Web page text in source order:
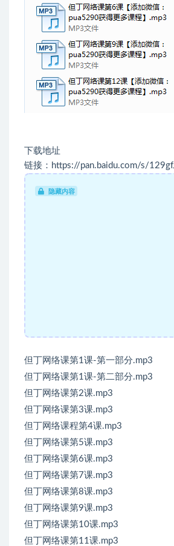
下载地址
链接：https://pan.baidu.com/s/
隐藏内容
但丁网络课第1课-第一部分.mp3
但丁网络课第1课-第二部分.mp3
但丁网络课第2课.mp3
但丁网络课第3课.mp3
但丁网络课程第4课.mp3
但丁网络课第5课.mp3
但丁网络课第6课.mp3
但丁网络课第7课.mp3
但丁网络课第8课.mp3
但丁网络课第9课.mp3
但丁网络课第10课.mp3
但丁网络课第11课.mp3